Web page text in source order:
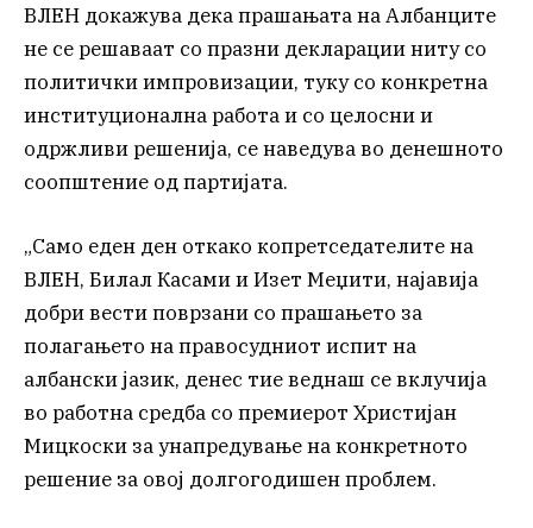
ВЛЕН докажува дека прашањата на Албанците
не се решаваат со празни декларации ниту со
политички импровизации, туку со конкретна
институционална работа и со целосни и
одржливи решенија, се наведува во денешното
соопштение од партијата.
„Само еден ден откако копретседателите на
ВЛЕН, Билал Касами и Изет Меџити, најавија
добри вести поврзани со прашањето за
полагањето на правосудниот испит на
албански јазик, денес тие веднаш се вклучија
во работна средба со премиерот Христијан
Мицкоски за унапредување на конкретното
решение за овој долгогодишен проблем.